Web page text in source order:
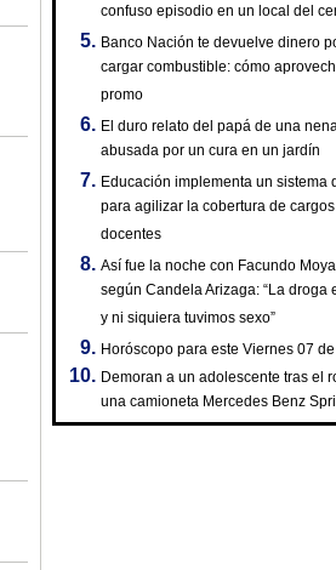
confuso episodio en un local del
Banco Nación te devuelve dinero
cargar combustible: cómo
promo
El duro relato del papá de una
abusada por un cura en un jardín
Educación implementa un sistema
para agilizar la cobertura de
docentes
Así fue la noche con Facundo
según Candela Arizaga: “La droga
y ni siquiera tuvimos sexo”
Horóscopo para este Viernes 07
Demoran a un adolescente tras el
una camioneta Mercedes Benz